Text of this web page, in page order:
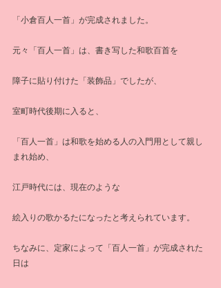
「小倉百人一首」が完成されました。
元々「百人一首」は、書き写した和歌百首を
障子に貼り付けた「装飾品」でしたが、
室町時代後期に入ると、
「百人一首」は和歌を始める人の入門用として親し
まれ始め、
江戸時代には、現在のような
絵入りの歌かるたになったと考えられています。
ちなみに、定家によって「百人一首」が完成された
日は